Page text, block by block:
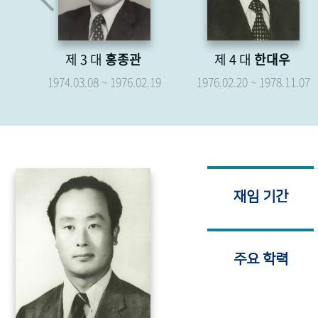
제 4 대 한대우
1976.02.20 ~ 1978.11.07
제 5 대 박형종
1976.04.07 ~ 1979.04.06
재임 기간
주요 학력